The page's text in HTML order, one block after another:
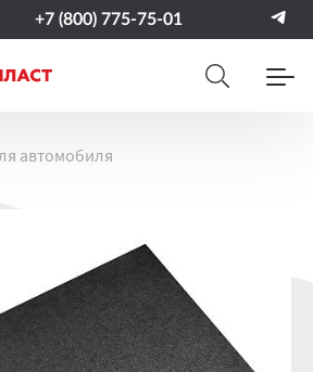
+7 (800) 775-75-01
автомобиля